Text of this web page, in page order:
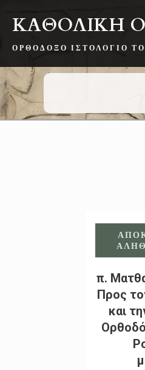
ΚΑΘΟΛΙΚΗ
ΟΡΘΌΔΟΞΟ ΙΣΤΟΛΌΓΙΟ
π.
Προς
και